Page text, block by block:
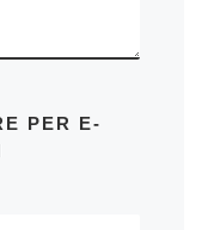
PER E-